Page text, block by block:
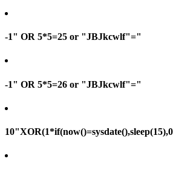
-1" OR 5*5=25 or "JBJkcwlf"="
-1" OR 5*5=26 or "JBJkcwlf"="